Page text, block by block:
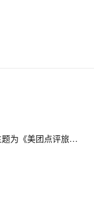
美团点评高级技术专家 郑刚在QCon上做了主题为《美团点评旅游推荐系统的演进》的演讲，就美团点评酒旅业务简介与基于用户画像找回策略演进等进行了深入的分享。